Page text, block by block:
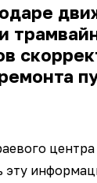
центра
эту